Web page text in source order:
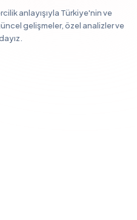
anlayışıyla Türkiye'nin ve
gelişmeler, özel analizler ve